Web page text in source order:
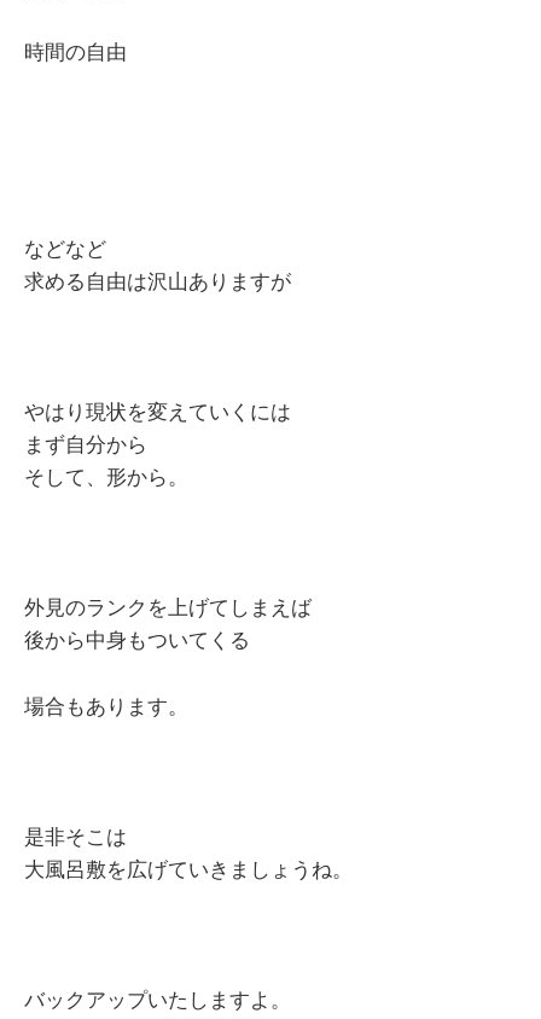
時間の自由
などなど
求める自由は沢山ありますが
やはり現状を変えていくには
まず自分から
そして、形から。
外見のランクを上げてしまえば
後から中身もついてくる
場合もあります。
是非そこは
大風呂敷を広げていきましょうね。
バックアップいたしますよ。